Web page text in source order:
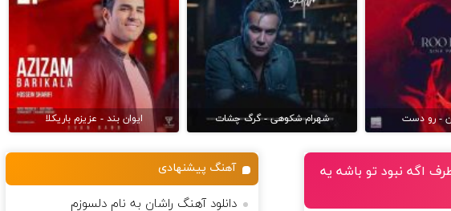
- رو دست شهرام شکوهی - گرگ چشات ایوان بند - عزیزم باریکلا
اگه نبود تو باشه یه
آهنگ پیشنهادی
دانلود آهنگ راشان به نام دلسوزم